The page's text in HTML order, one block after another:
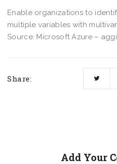
Enable organizations to
multiple variables with
Source: Microsoft Azure –
Share:
Add Your